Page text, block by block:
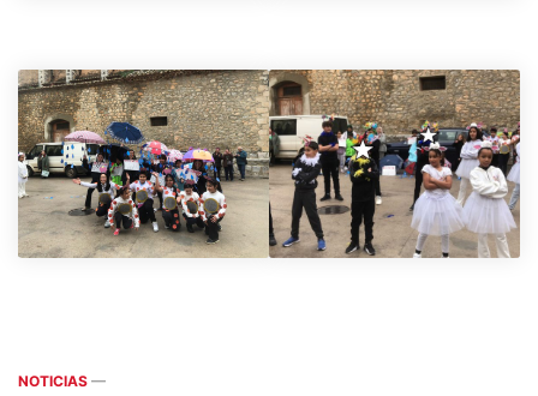
NOTICIAS —